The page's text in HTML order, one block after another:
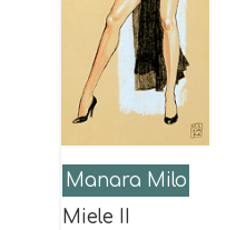
Manara Milo
Miele II